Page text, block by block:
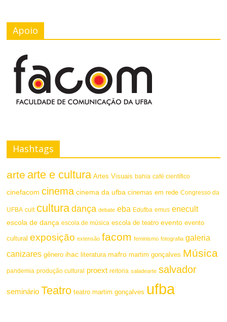
Apoio
Hashtags
arte arte e cultura Artes Visuais bahia café científico
cinefacom cinema cinema da ufba cinemas em rede Congresso da
UFBA cult cultura dança debate eba Edufba emus enecult
escola de dança escola de música escola de teatro evento evento
cultural exposição extensão facom feminismo fotografia galeria
canizares gênero ihac literatura mafro martim gonçalves Música
pandemia produção cultural proext reitoria saladearte salvador
seminário Teatro teatro martim gonçalves ufba